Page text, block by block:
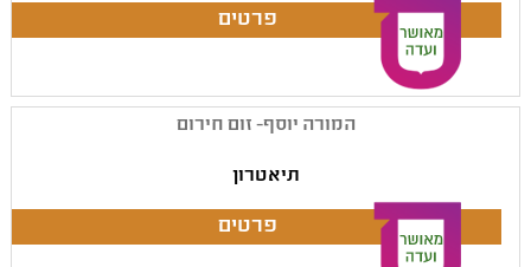
המורה יוסף- זום חירום
תיאטרון